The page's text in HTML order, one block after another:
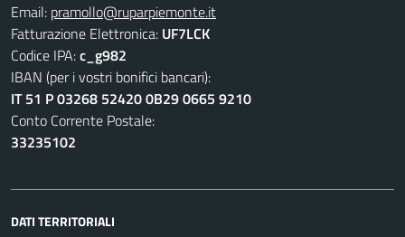
Email: pramollo@ruparpiemonte.it
Fatturazione Elettronica: UF7LCK
Codice IPA:c_g982
IBAN (per i vostri bonifici bancari):
IT 51 P 03268 52420 0B29 0665 9210
Conto Corrente Postale:
33235102
DATI TERRITORIALI